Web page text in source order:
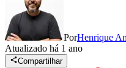
PorHenrique
Atualizado há 1 ano
Compartilhar